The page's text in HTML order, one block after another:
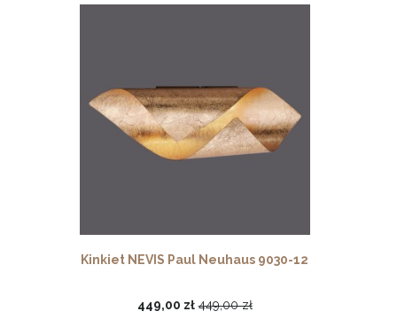
Kinkiet NEVIS Paul Neuhaus 9030-12
449,00 zł 449,00 zł